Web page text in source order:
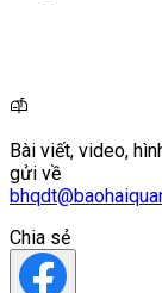
Bài viết, video,
gửi về
Chia sẻ